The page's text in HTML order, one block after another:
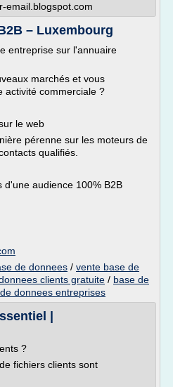
email.blogspot.com
– Luxembourg
entreprise sur l'annuaire
marchés et vous
activité commerciale ?
le web
pérenne sur les moteurs de
qualifiés.
d'une audience 100% B2B
de donnees / vente base de
clients gratuite / base de
donnees entreprises
|
?
fichiers clients sont